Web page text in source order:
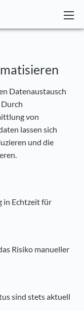
Datenaustausch
von
lassen sich
und die
in Echtzeit für
Risiko manueller
sind stets aktuell